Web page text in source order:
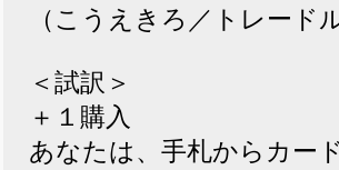
（こうえきろ／トレード
＜試訳＞
＋１購入
あなたは、手札からカー